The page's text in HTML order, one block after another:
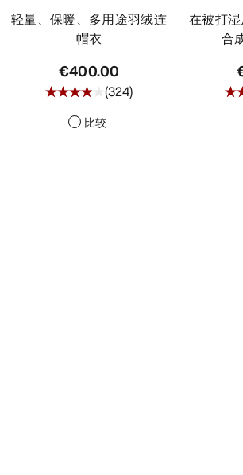
轻量、保暖、多用途羽绒连
帽衣
€400.00
(324)
比较
在被打湿后仍可锁温保暖的
合